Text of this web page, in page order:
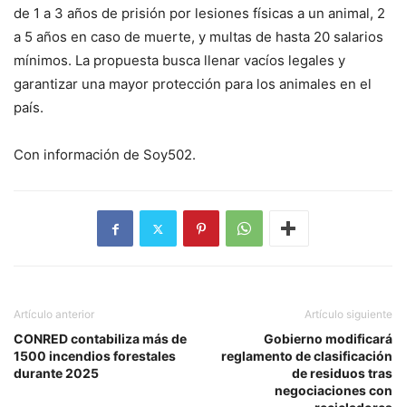
de 1 a 3 años de prisión por lesiones físicas a un animal, 2
a 5 años en caso de muerte, y multas de hasta 20 salarios
mínimos. La propuesta busca llenar vacíos legales y
garantizar una mayor protección para los animales en el
país.
Con información de Soy502.
Artículo anterior
CONRED contabiliza más de
1500 incendios forestales
durante 2025
Artículo siguiente
Gobierno modificará
reglamento de clasificación
de residuos tras
negociaciones con